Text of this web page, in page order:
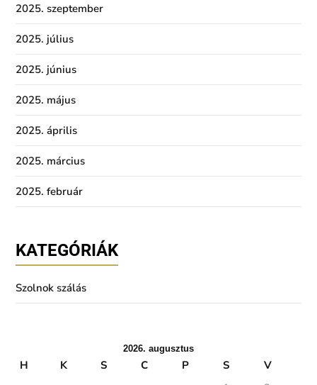
2025. szeptember
2025. július
2025. június
2025. május
2025. április
2025. március
2025. február
KATEGÓRIÁK
Szolnok szálás
2026. augusztus
H K S C P S
V